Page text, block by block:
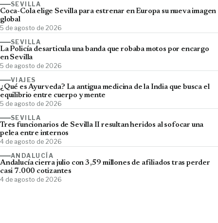
SEVILLA
Coca-Cola elige Sevilla para estrenar en Europa su nueva imagen
global
5 de agosto de 2026
SEVILLA
La Policía desarticula una banda que robaba motos por encargo
en Sevilla
5 de agosto de 2026
VIAJES
¿Qué es Ayurveda? La antigua medicina de la India que busca el
equilibrio entre cuerpo y mente
5 de agosto de 2026
SEVILLA
Tres funcionarios de Sevilla II resultan heridos al sofocar una
pelea entre internos
4 de agosto de 2026
ANDALUCÍA
Andalucía cierra julio con 3,59 millones de afiliados tras perder
casi 7.000 cotizantes
4 de agosto de 2026